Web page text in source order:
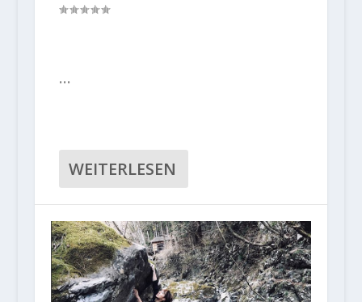
…
WEITERLESEN